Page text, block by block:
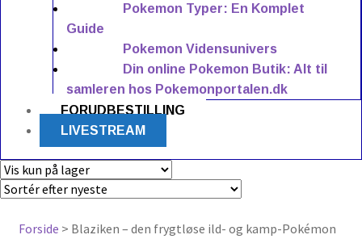
Pokemon Typer: En Komplet
Guide
Pokemon Vidensunivers
Din online Pokemon Butik: Alt til
samleren hos Pokemonportalen.dk
FORUDBESTILLING
LIVESTREAM
Forside > Blaziken – den frygtløse ild- og kamp-Pokémon